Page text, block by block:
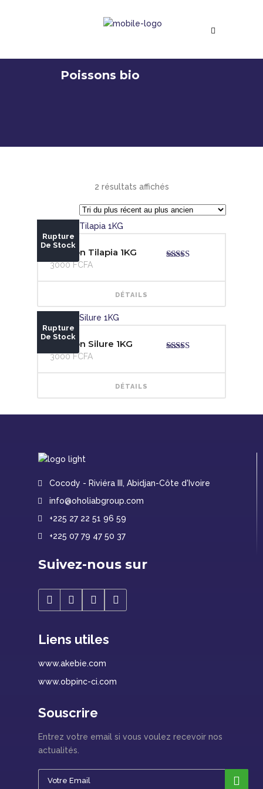
Poissons bio
2 résultats affichésTrié
du
plus
Rupture
De Stock
Poisson Tilapia 1KG
3000FCFA
DÉTAILS
Rupture
De Stock
Poisson Silure 1KG
3000FCFA
DÉTAILS
Cocody - Riviéra III, Abidjan-Côte d'Ivoire
info@oholiabgroup.com
+225 27 22 51 96 59
+225 07 79 47 50 37
Suivez-nous sur
Liens utiles
www.akebie.com
www.obpinc-ci.com
Souscrire
Entrez votre email si vous voulez recevoir nos
actualités.